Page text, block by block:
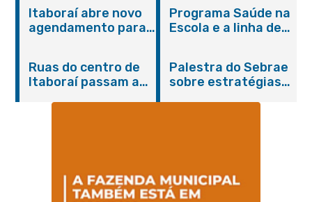
Itaboraí abre novo
agendamento para
Programa Saúde na
Escola e a linha de
promovem
conscientização
sobre hanseníase
Ruas do centro de
Itaboraí passam a
Palestra do Sebrae
sobre estratégias